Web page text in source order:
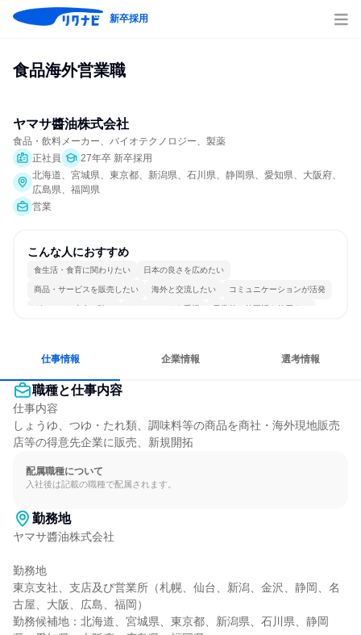
新卒採用
食品海外営業職
ヤマサ醬油株式会社
食品・飲料メーカー、バイオテクノロジー、製薬
正社員
27年卒 新卒採用
北海道、宮城県、東京都、新潟県、石川県、静岡県、愛知県、大阪府、
広島県、福岡県
営業
こんな人におすすめ
食生活・食育に関わりたい 日本の良さを広めたい
商品・サービスを販売したい 海外と交流したい コミュニケーションが活発
グローバル志向が強い チームワークを重視 日常的に外国語を使用する
仕事情報 企業情報 選考情報
職種と仕事内容
仕事内容
しょうゆ、つゆ・たれ類、調味料等の商品を商社・海外現地販売
店等の得意先企業に販売、新規開拓
配属職種について
入社後は記載の職種で配属されます。
勤務地
ヤマサ醬油株式会社
勤務地
東京支社、支店及び営業所（札幌、仙台、新潟、金沢、静岡、名
古屋、大阪、広島、福岡）
勤務候補地：北海道、宮城県、東京都、新潟県、石川県、静岡